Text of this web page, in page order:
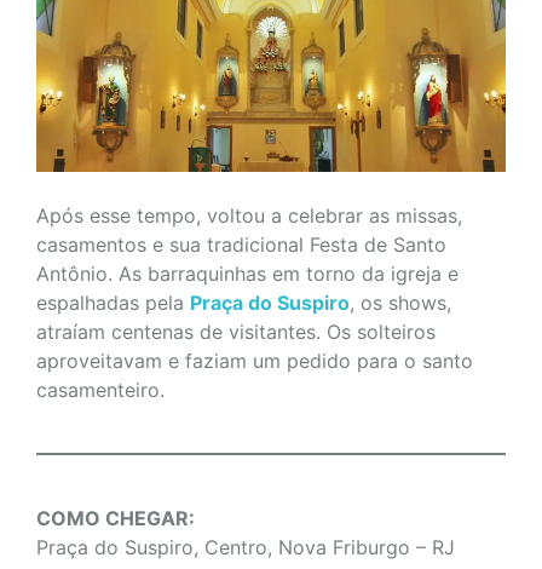
Após esse tempo, voltou a celebrar as missas,
casamentos e sua tradicional Festa de Santo
Antônio. As barraquinhas em torno da igreja e
espalhadas pela Praça do Suspiro, os shows,
atraíam centenas de visitantes. Os solteiros
aproveitavam e faziam um pedido para o santo
casamenteiro.
COMO CHEGAR:
Praça do Suspiro, Centro, Nova Friburgo – RJ